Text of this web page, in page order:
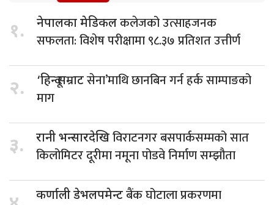
१. नेपालका मेडिकलकलेजको उत्साहजनक
सफलता: विशेष परीक्षामा ९८.३७ प्रतिशत उत्तीर्ण
२. ‘हिन्दू सम्राटसेना’माथि छानबिन गर्न हर्क साम्पाङको
माग
३. रानी भन्सारदेखिविराटनगर बसपार्कसम्मको सात
किलोमिटर दूरीमा नमूना पोडवे निर्माण सम्झौता
कर्णाली डेभलपमेन्टबैंक घोटाला प्रकरणमा